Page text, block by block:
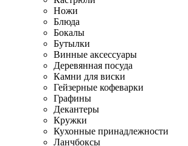
Ножи
Блюда
Бокалы
Бутылки
Винные аксессуары
Деревянная посуда
Камни для виски
Гейзерные кофеварки
Графины
Декантеры
Кружки
Кухонные принадлежности
Ланчбоксы